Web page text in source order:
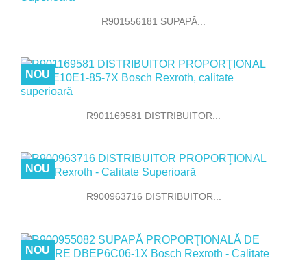
R901556181 SUPAPĂ...
R901169581 DISTRIBUITOR...
NOU
R900963716 DISTRIBUITOR...
NOU
NOU